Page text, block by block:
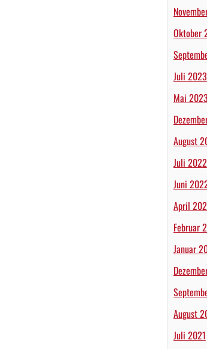
Oktober
Juli 2023
Mai 2023
August
Juli 2022
Juni
April
Februar
Januar
August
Juli 2021